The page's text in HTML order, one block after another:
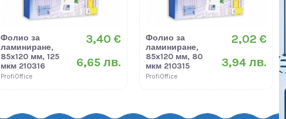
Фолио за
ламиниране,
85х120 мм, 125
мкм 210316
ProfiOffice
3,40 €
6,65 лв.
Фолио за
ламиниране,
85х120 мм, 80
мкм 210315
ProfiOffice
2,02 €
3,94 лв.